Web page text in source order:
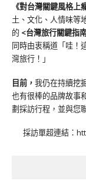
《對台灣關鍵風格上
土、文化、人情味等
的 <台灣旅行關鍵指
同時由衷稱道「哇！
灣旅行！」
目前， 我仍在持續挖
也有很棒的品牌故事
劃採訪行程，並與您
採訪單超連結：